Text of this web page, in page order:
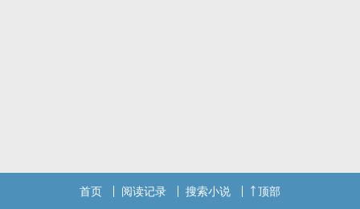
首页 阅读记录 搜索小说 顶部